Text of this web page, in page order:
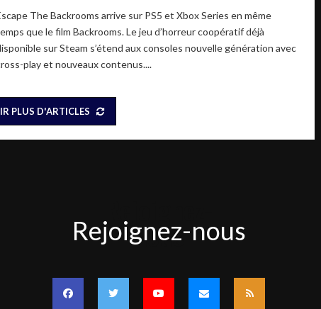
The Backrooms arrive sur PS5 et Xbox Series en même
que le film Backrooms. Le jeu d’horreur coopératif déjà
sur Steam s’étend aux consoles nouvelle génération avec
play et nouveaux contenus....
PLUS D'ARTICLES
nous
Rejoignez-nous